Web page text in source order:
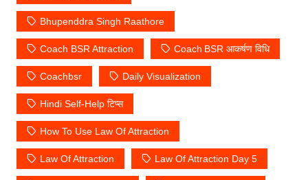
Bhupenddra Singh Raathore
Coach BSR Attraction Coach BSR आकर्षण विधि
Coachbsr Daily Visualization
Hindi Self-Help टिप्स
How To Use Law Of Attraction
Law Of Attraction Law Of Attraction Day 5